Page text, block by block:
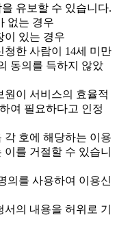
유보할 수 있습니다.
없는 경우
이 있는 경우
청한 사람이 14세 미만
동의를 득하지 않았
원이 서비스의 효율적
여 필요하다고 인정
호에 해당하는 이용
를 거절할 수 있습니
의를 사용하여 이용신
서의 내용을 허위로 기